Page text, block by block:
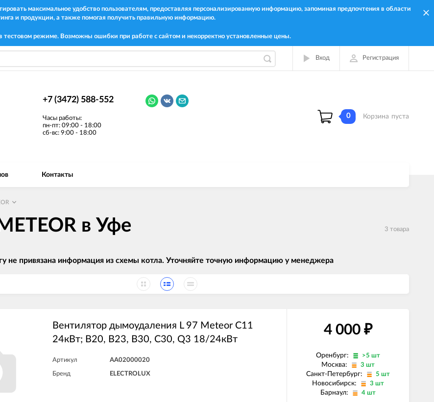
максимальное удобство пользователям, предоставляя персонализированную информацию, запоминая предпочтения в области
и продукции, а также помогая получить правильную информацию.
тестовом режиме. Возможны ошибки при работе с сайтом и некорректно установленные цены.
Вход Регистрация
+7 (3472) 588-552
Часы работы:
пн-пт: 09:00 - 18:00
сб-вс: 9:00 - 18:00
0 Корзина пуста
Контакты
в Уфе 3 товара
не привязана информация из схемы котла. Уточняйте точную информацию у менеджера
Вентилятор дымоудаления L 97 Meteor C11
24кВт; B20, B23, B30, C30, Q3 18/24кВт
Артикул AA02000020
Бренд ELECTROLUX
4 000 ₽
Оренбург: >5 шт
Москва: 3 шт
Санкт-Петербург: 5 шт
Новосибирск: 3 шт
Барнаул: 4 шт